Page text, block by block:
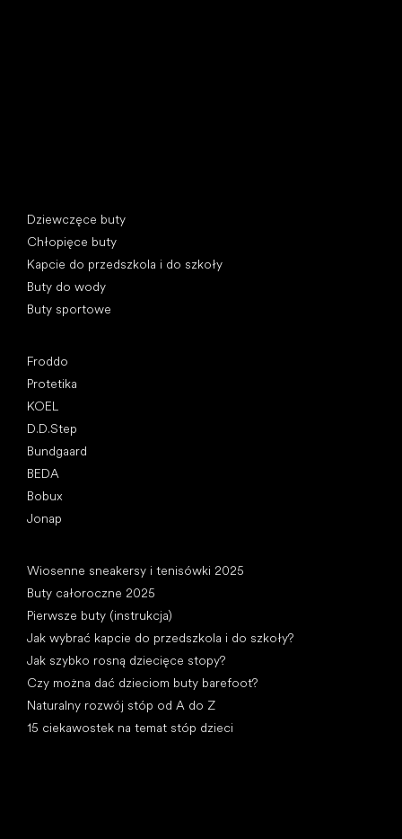
Dziewczęce buty
Chłopięce buty
Kapcie do przedszkola i do szkoły
Buty do wody
Buty sportowe
Froddo
Protetika
KOEL
D.D.Step
Bundgaard
BEDA
Bobux
Jonap
Wiosenne sneakersy i tenisówki 2025
Buty całoroczne 2025
Pierwsze buty (instrukcja)
Jak wybrać kapcie do przedszkola i do szkoły?
Jak szybko rosną dziecięce stopy?
Czy można dać dzieciom buty barefoot?
Naturalny rozwój stóp od A do Z
15 ciekawostek na temat stóp dzieci